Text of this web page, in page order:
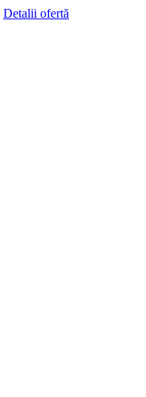
Detalii ofertă